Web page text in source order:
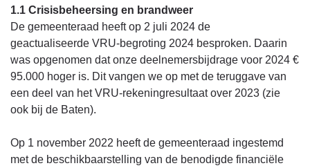
Terug
naar
navigatie
Financieel
overzicht
programma
Toelichting
1.1 Crisisbeheersing en brandweer
De gemeenteraad heeft op 2 juli 2024 de
geactualiseerde VRU-begroting 2024 besproken. Daarin
was opgenomen dat onze deelnemersbijdrage voor 2024 €
95.000 hoger is. Dit vangen we op met de teruggave van
een deel van het VRU-rekeningresultaat over 2023 (zie
ook bij de Baten).
Op 1 november 2022 heeft de gemeenteraad ingestemd
met de beschikbaarstelling van de benodigde financiële